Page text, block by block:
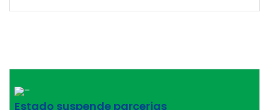
–
Estado suspende parcerias